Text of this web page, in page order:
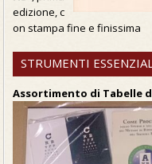
edizione, c
on stampa fine e finissima
STRUMENTI
Assortimento di Tabelle